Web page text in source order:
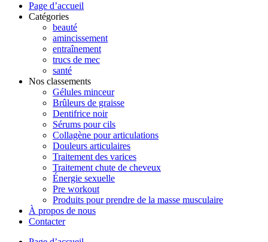
Page d’accueil
Catégories
beauté
amincissement
entraînement
trucs de mec
santé
Nos classements
Gélules minceur
Brûleurs de graisse
Dentifrice noir
Sérums pour cils
Collagène pour articulations
Douleurs articulaires
Traitement des varices
Traitement chute de cheveux
Énergie sexuelle
Pre workout
Produits pour prendre de la masse musculaire
À propos de nous
Contacter